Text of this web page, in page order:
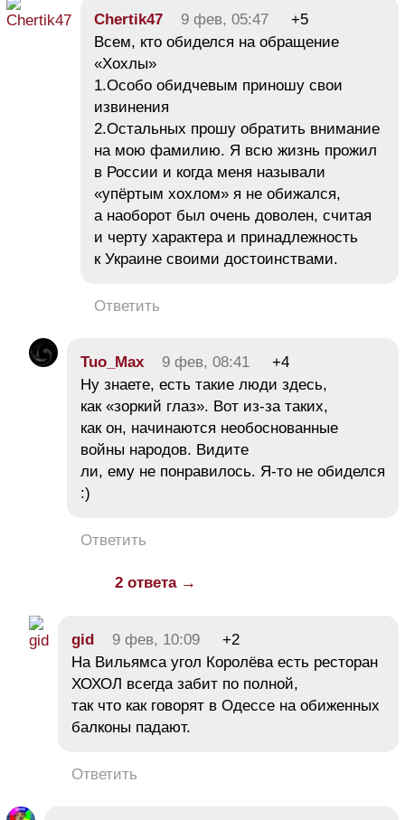
Chertik47 9 фев, 05:47
+5
Всем, кто обиделся на обращение
«Хохлы»
1.Особо обидчевым приношу свои
извинения
2.Остальных прошу обратить внимание
на мою фамилию. Я всю жизнь прожил
в России и когда меня называли
«упёртым хохлом» я не обижался,
а наоборот был очень доволен, считая
и черту характера и принадлежность
к Украине своими достоинствами.
Ответить
Tuo_Max 9 фев, 08:41
+4
Ну знаете, есть такие люди здесь,
как «зоркий глаз». Вот из-за таких,
как он, начинаются необоснованные
войны народов. Видите
ли, ему не понравилось. Я-то не обиделся
:)
Ответить
2 ответа →
gid 9 фев, 10:09
+2
На Вильямса угол Королёва есть ресторан
ХОХОЛ всегда забит по полной,
так что как говорят в Одессе на обиженных
балконы падают.
Ответить